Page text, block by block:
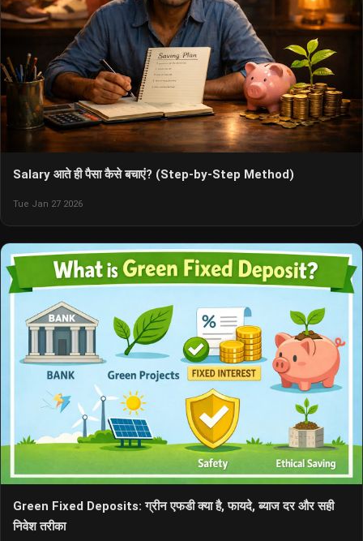
Salary आते ही पैसा कैसे बचाएं? (Step-by-Step Method)
Tue Jan 27 2026
Green Fixed Deposits: ग्रीन एफडी क्या है, फायदे, ब्याज दर और सही
निवेश तरीका